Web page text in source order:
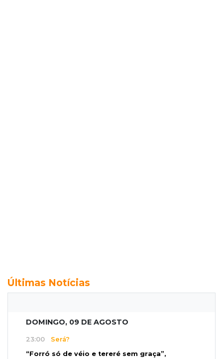
Últimas Notícias
DOMINGO, 09 DE AGOSTO
23:00 Será?
“Forró só de véio e tereré sem graça”,